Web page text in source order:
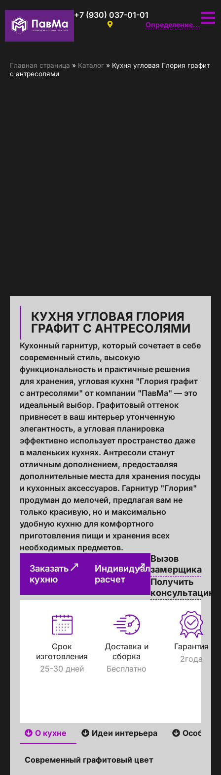
+7 (930) 037-01-01
Определение...
Главная страница » Каталог » Кухня угловая Глория графит
с антресолями
КУХНЯ УГЛОВАЯ ГЛОРИЯ
ГРАФИТ С АНТРЕСОЛЯМИ
Кухонный гарнитур, который сочетает в себе
современный стиль, высокую
функциональность и практичные решения
для хранения, угловая кухня "Глория графит
с антресолями" от компании "ПавМа" — это
идеальный выбор. Графитовый оттенок
привнесет в ваш интерьер утонченную
элегантность, а угловая планировка
эффективно использует пространство даже
в маленьких кухнях. Антресоли станут
отличным дополнением, предоставляя
дополнительные места для хранения посуды
и кухонных аксессуаров. Гарнитур "Глория"
продуман до мелочей, предлагая вам не
только красивую, но и максимально
удобную кухню для комфортного
приготовления пищи и хранения всех
необходимых предметов.
Заказать
кухню
Индивидуальный
расчет
Вызов
замерщика
Получить
консультацию
Срок
изготовления
25-30 дней
Доставка и
сборка
Бесплатно
Гарантия
2года
О кухне Идеи интерьера
Современный графитовый цвет